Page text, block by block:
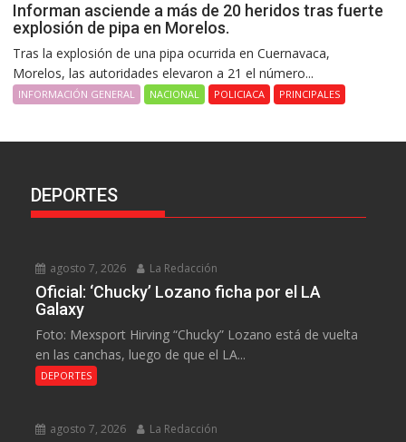
Informan asciende a más de 20 heridos tras fuerte
explosión de pipa en Morelos.
Tras la explosión de una pipa ocurrida en Cuernavaca,
Morelos, las autoridades elevaron a 21 el número...
INFORMACIÓN GENERAL NACIONAL POLICIACA PRINCIPALES
DEPORTES
agosto 7, 2026 La Redacción
Oficial: ‘Chucky’ Lozano ficha por el LA
Galaxy
Foto: Mexsport Hirving “Chucky” Lozano está de vuelta
en las canchas, luego de que el LA...
DEPORTES
agosto 7, 2026 La Redacción